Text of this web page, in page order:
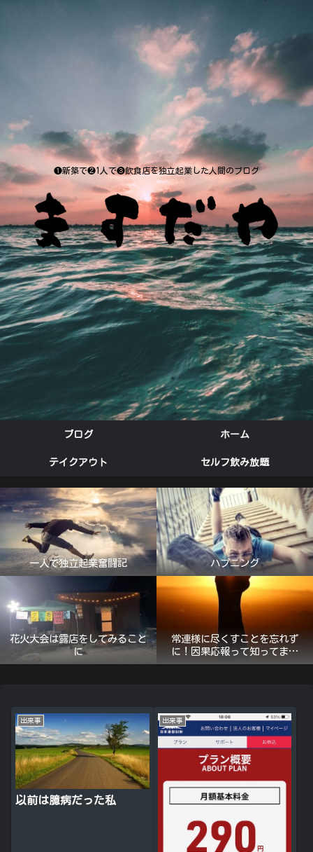
❶新築で❷1人で❸飲食店を独立起業した人間のブログ
ブログ ホーム
テイクアウト セルフ飲み放題
一人で独立起業奮闘記 ハプニング
花火大会は露店をしてみること
に
常連様に尽くすことを忘れず
に！因果応報って知ってます
か？
出来事
以前は臆病だった私
出来事